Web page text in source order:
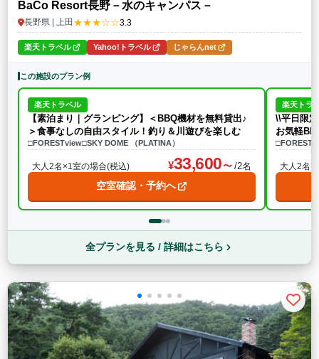
BaCo Resort長野－水のキャンパス－
長野県 | 上田 ★★★☆☆3.3
楽天トラベル Yahoo!トラベル じゃらんnet
この施設のプラン例
楽天トラベル
【素泊まり｜グランピング】＜BBQ機材を無料貸出♪
＞食事なしの自由スタイル！釣り＆川遊びを楽しむ
□FORESTview□SKY DOME （PLATINA）
大人2名×1室の場合(税込) 33,600 /2名
空室確認・予約へ
楽天トラ
\\平日限
お気軽
大人2名
全プランを見る / 詳細はこちら